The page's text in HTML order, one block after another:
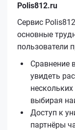
Polis812.ru
Сервис
основные
пользователи
Сравнение
увидеть
выбирая
Доступ к
партнёры